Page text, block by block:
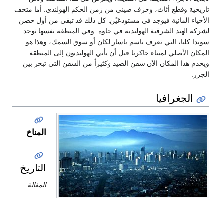
تاريخية وقطع أثاث، وخزف صيني من زمن الحكم الهولندي. أما متحف
الأحياء المائية فيوجد في مستودعَيْن. كل ذلك قد تبقى من أول حصن
لشركة الهند الشرقية الهولندية في جاوه. وفي المنطقة نفسها توجد
سوندا كلبا، التي تعرف باسم باسار لكان أو سوق السمك، وهذا هو
المكان الأصلي لميناء جاكرتا قبل أن يأتي الهولنديون إلى المنطقة.
ويخدم هذا المكان الآن سفن الصيد وكثيراً من السفن التي تبحر بين
الجزر.
الجغرافيا
المناخ
التاريخ
المقالة